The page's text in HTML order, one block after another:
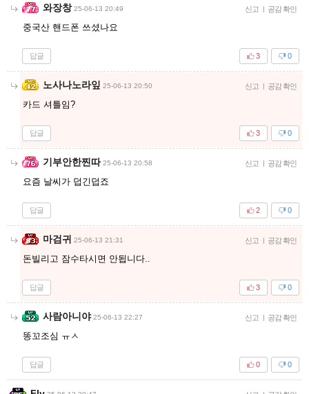
와장창 25-06-13 20:49 신고 | 공감 확인
중국산 핸드폰 쓰셨나요
답글 0
3
노사나노라잎 25-06-13 20:50 신고 | 공감 확인
카드 셔틀임?
답글 0
3
기부안한찐따 25-06-13 20:58 신고 | 공감 확인
요즘 날씨가 덥긴덥죠
답글 0
2
마검귀 25-06-13 21:31 신고 | 공감 확인
돈빌리고 잠수타시면 안됩니다..
답글 0
3
사람아니야 25-06-13 22:27 신고 | 공감 확인
똥꼬조심 ㅠㅅ
답글 0
0